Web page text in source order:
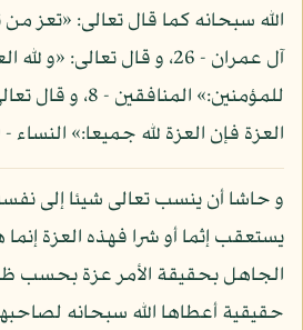
الله سبحانه كما قال تعالى: «تعز
آل عمران - 26، و قال تعالى:
للمؤمنين:»
العزة فإن العزة لله جميعا:» النساء - 139.
و حاشا أن ينسب تعالى شيئا إلى
يستعقب إثما أو شرا فهذه العزة
الجاهل بحقيقة الأمر عزة بحسب
حقيقية أعطاها الله سبحانه